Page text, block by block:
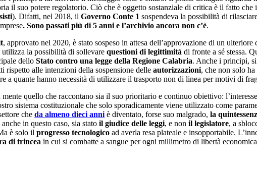
il suo potere regolatorio. Ciò che è oggetto sostanziale di critica è il fatto
). Difatti, nel 2018, il Governo Conte 1 sospendeva la possibilità di
. Sono passati più di 5 anni e l’archivio ancora non c’è.
, approvato nel 2020, è stato sospeso in attesa dell’approvazione di un
la possibilità di sollevare questioni di legittimità di fronte a sé stessa.
dello Stato contro una legge della Regione Calabria. Anche i principi,
rispetto alle intenzioni della sospensione delle autorizzazioni, che non solo
a quante hanno necessità di utilizzare il trasporto non di linea per motivi di
quello che raccontano sia il suo prioritario e continuo obiettivo:
sistema costituzionale che solo sporadicamente viene utilizzato come
che da almeno dieci anni è diventato, forse suo malgrado, la
in questo caso, sia stato il giudice delle leggi, e non il legislatore, a
è solo il progresso tecnologico ad averla resa plateale e insopportabile.
di trincea in cui si combatte a sangue per ogni millimetro di libertà